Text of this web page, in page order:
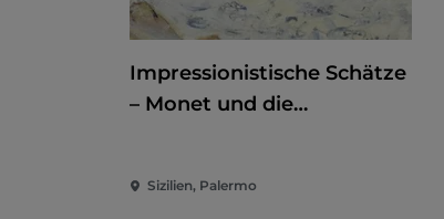
Impressionistische Schätze
– Monet und die
Sizilien, Palermo